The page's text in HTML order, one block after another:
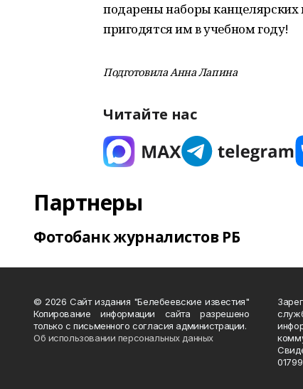
подарены наборы канцелярских
пригодятся им в учебном году!
Подготовила Анна Лапина
Читайте нас
Партнеры
Фотобанк журналистов РБ
© 2026 Сайт издания "Белебеевские известия"
Копирование информации сайта разрешено
только с письменного согласия администрации.
Об использовании персональных данных